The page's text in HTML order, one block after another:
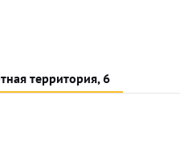
территория, 6